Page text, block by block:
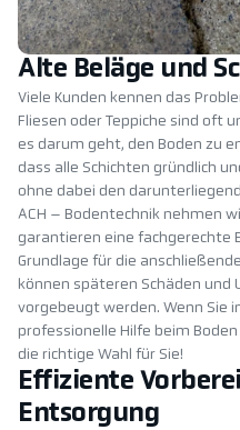
Alte Beläge und
Viele Kunden kennen das
Fliesen oder Teppiche sind oft
es darum geht, den Boden zu
dass alle Schichten gründlich
ohne dabei den
ACH – Bodentechnik nehmen
garantieren eine fachgerechte
Grundlage für die
können späteren Schäden und
vorgebeugt werden. Wenn Sie
professionelle Hilfe beim
die richtige Wahl für Sie!
Effiziente
Entsorgung